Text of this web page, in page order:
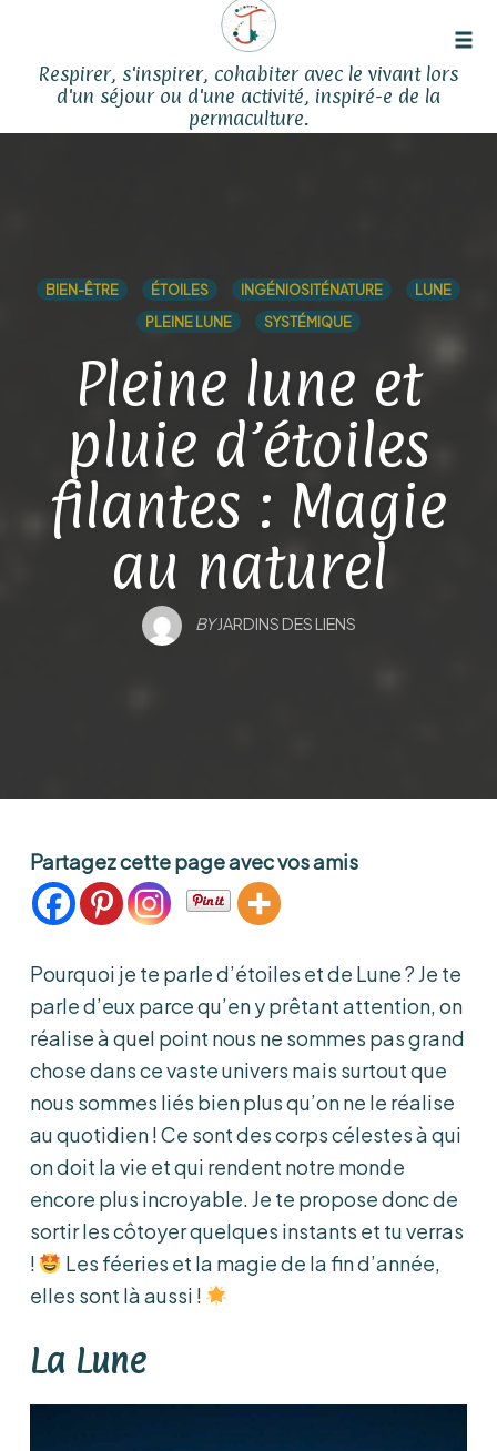
Respirer, s'inspirer, cohabiter avec le vivant lors
d'un séjour ou d'une activité, inspiré-e de la
permaculture.
BIEN-ÊTRE ÉTOILES INGÉNIOSITÉNATURE
LUNE
PLEINE LUNE
SYSTÉMIQUE
Pleine lune et
pluie d’étoiles
filantes : Magie
au naturel
BYJARDINS DES LIENS
Partagez cette page avec vos amis
Pourquoi je te parle d’étoiles et de Lune ? Je te
parle d’eux parce qu’en y prêtant attention, on
réalise à quel point nous ne sommes pas grand
chose dans ce vaste univers mais surtout que
nous sommes liés bien plus qu’on ne le réalise
au quotidien ! Ce sont des corps célestes à qui
on doit la vie et qui rendent notre monde
encore plus incroyable. Je te propose donc de
sortir les côtoyer quelques instants et tu verras
!
Les féeries et la magie de la fin d’année,
elles sont là aussi !
La Lune